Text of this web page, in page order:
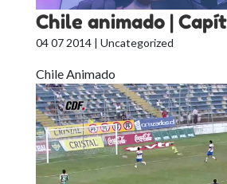
Chile animado |
04 07 2014| Uncategorized
Chile Animado